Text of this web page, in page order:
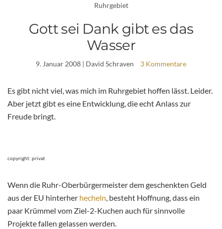
Ruhrgebiet
Gott sei Dank gibt es das
Wasser
9. Januar 2008 | David Schraven 3 Kommentare
Es gibt nicht viel, was mich im Ruhrgebiet hoffen lässt. Leider.
Aber jetzt gibt es eine Entwicklung, die echt Anlass zur
Freude bringt.
copyright: privat
Wenn die Ruhr-Oberbürgermeister dem geschenkten Geld
aus der EU hinterher hecheln, besteht Hoffnung, dass ein
paar Krümmel vom Ziel-2-Kuchen auch für sinnvolle
Projekte fallen gelassen werden.